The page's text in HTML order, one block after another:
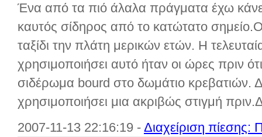
Ένα από τα πιό άλαλα πράγματα έχω
καυτός σίδηρος από το κατώτατο
ταξίδι την πλάτη μερικών ετών. Η
χρησιμοποιήσει αυτό ήταν οι ώρες πριν
σιδέρωμα bourd στο δωμάτιο κρεβατιών.
χρησιμοποιήσει μια ακριβώς στιγμή
2007-11-13 22:16:19 - Διαχείριση πίεσης: